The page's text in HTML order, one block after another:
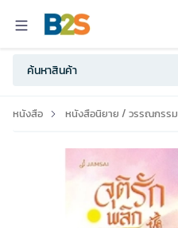
หนังสือ หนังสือนิยาย / วรรณกรรม